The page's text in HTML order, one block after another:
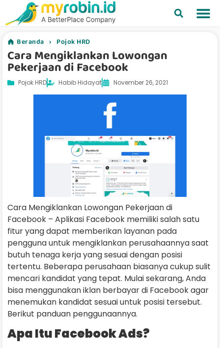
Beranda › Pojok HRD
Cara Mengiklankan Lowongan
Pekerjaan di Facebook
Pojok HRD Habib Hidayat November 26, 2021
Cara Mengiklankan Lowongan Pekerjaan di
Facebook – Aplikasi Facebook memiliki salah satu
fitur yang dapat memberikan layanan pada
pengguna untuk mengiklankan perusahaannya saat
butuh tenaga kerja yang sesuai dengan posisi
tertentu. Beberapa perusahaan biasanya cukup sulit
mencari kandidat yang tepat. Mulai sekarang, Anda
bisa menggunakan iklan berbayar di Facebook agar
menemukan kandidat sesuai untuk posisi tersebut.
Berikut panduan penggunaannya.
Apa Itu Facebook Ads?